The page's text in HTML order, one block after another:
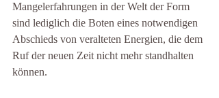
Mangelerfahrungen in der Welt der Form
sind lediglich die Boten eines notwendigen
Abschieds von veralteten Energien, die dem
Ruf der neuen Zeit nicht mehr standhalten
können.